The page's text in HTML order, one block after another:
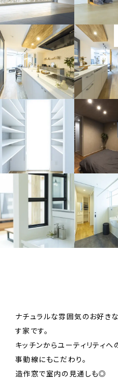
ナチュラルな雰囲気のお好き
す家です。
キッチンからユーティリティ
事動線にもこだわり。
造作窓で室内の見通しも◎